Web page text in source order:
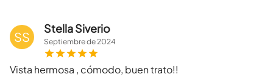
SS
Stella Siverio
Septiembrede2024
Vista hermosa , cómodo, buen trato!!